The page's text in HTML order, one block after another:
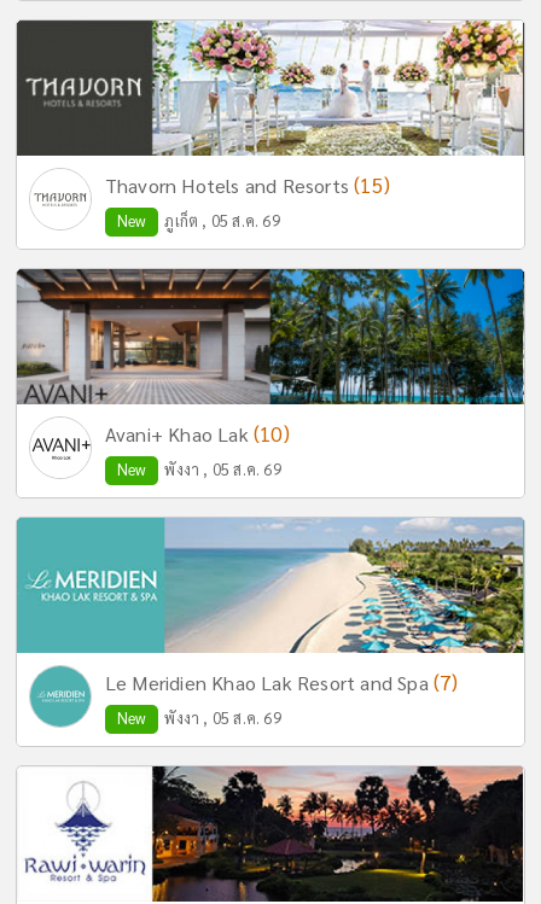
Thavorn Hotels and Resorts(15)
New ภูเก็ต , 05 ส.ค. 69
Avani+ Khao Lak (10)
New พังงา , 05 ส.ค. 69
Le Meridien Khao Lak Resort and Spa (7)
New พังงา , 05 ส.ค. 69